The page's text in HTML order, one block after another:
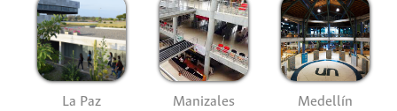
La Paz Manizales Medellín